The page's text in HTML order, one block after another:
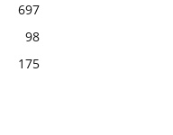
697
98
175